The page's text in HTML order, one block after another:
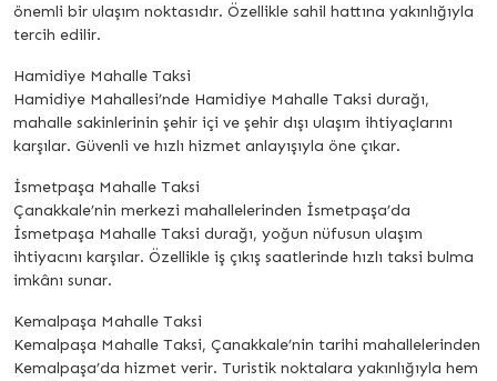
önemli bir ulaşım noktasıdır. Özellikle sahil hattına yakınlığıyla
tercih edilir.
Hamidiye Mahalle Taksi
Hamidiye Mahallesi’nde Hamidiye Mahalle Taksi durağı,
mahalle sakinlerinin şehir içi ve şehir dışı ulaşım ihtiyaçlarını
karşılar. Güvenli ve hızlı hizmet anlayışıyla öne çıkar.
İsmetpaşa Mahalle Taksi
Çanakkale’nin merkezi mahallelerinden İsmetpaşa’da
İsmetpaşa Mahalle Taksi durağı, yoğun nüfusun ulaşım
ihtiyacını karşılar. Özellikle iş çıkış saatlerinde hızlı taksi bulma
imkânı sunar.
Kemalpaşa Mahalle Taksi
Kemalpaşa Mahalle Taksi, Çanakkale’nin tarihi mahallelerinden
Kemalpaşa’da hizmet verir. Turistik noktalara yakınlığıyla hem